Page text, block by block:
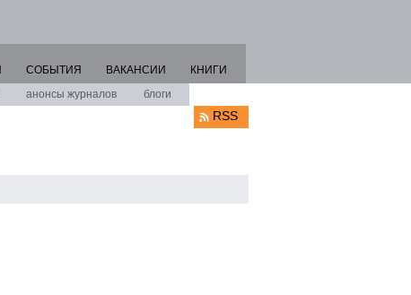
анонсы журналов блоги
СОБЫТИЯ ВАКАНСИИ КНИГИ
RSS